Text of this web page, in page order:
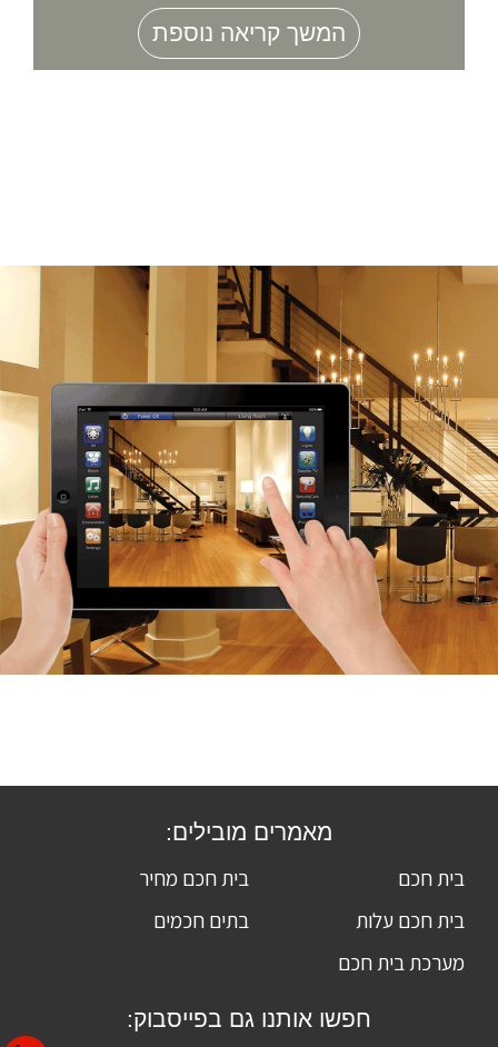
המשך קריאה נוספת
מאמרים מובילים:
בית חכם
בית חכם מחיר
בית חכם עלות
בתים חכמים
מערכת בית חכם
חפשו אותנו גם בפייסבוק: